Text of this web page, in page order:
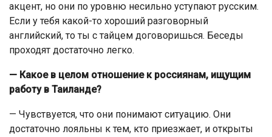
акцент, но они по уровню несильно уступают русским.
Если у тебя какой-то хороший разговорный
английский, то ты с тайцем договоришься. Беседы
проходят достаточно легко.
— Какое в целом отношение к россиянам, ищущим
работу в Таиланде?
— Чувствуется, что они понимают ситуацию. Они
достаточно лояльны к тем, кто приезжает, и открыты